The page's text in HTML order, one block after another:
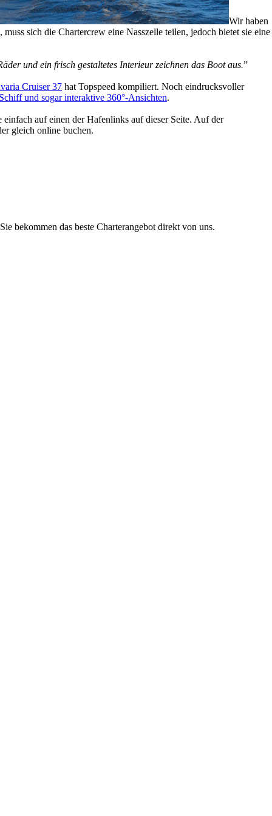
Wir haben
sich die Chartercrew eine Nasszelle teilen, jedoch bietet sie eine
und ein frisch gestaltetes Interieur zeichnen das Boot aus.”
Cruiser 37 hat Topspeed kompiliert. Noch eindrucksvoller
und sogar interaktive 360°-Ansichten.
auf einen der Hafenlinks auf dieser Seite. Auf der
gleich online buchen.
bekommen das beste Charterangebot direkt von uns.